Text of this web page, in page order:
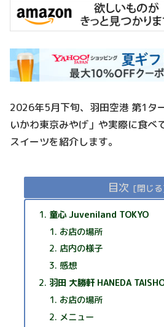
2026年5月下旬、羽田空港 第1タ
いかわ東京みやげ」や実際に食べ
スイーツを紹介します。
目次
童心 Juveniland TOKYO
お店の場所
店内の様子
感想
羽田 大勝軒 HANEDA
お店の場所
メニュー